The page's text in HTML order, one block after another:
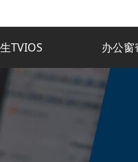
TVIOS 办公窗